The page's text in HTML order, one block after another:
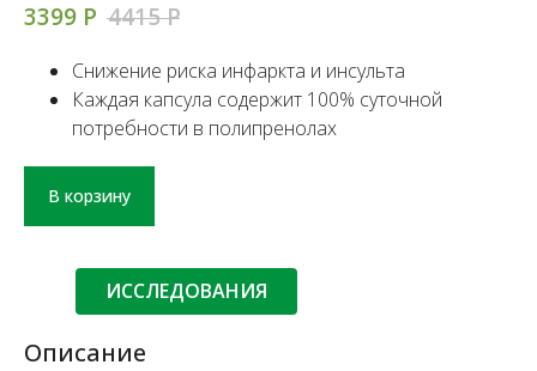
3399 Р 4415Р
Снижение риска инфаркта и инсульта
Каждая капсула содержит 100% суточной
потребности в полипренолах
В корзину
ИССЛЕДОВАНИЯ
Описание